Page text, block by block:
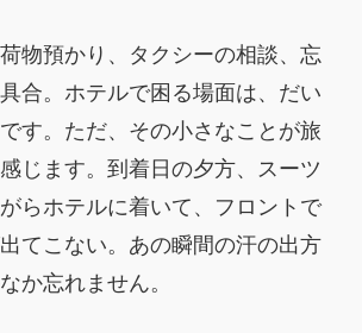
物預かり、タクシーの相談、忘
合。ホテルで困る場面は、だい
す。ただ、その小さなことが旅
じます。到着日の夕方、スーツ
らホテルに着いて、フロントで
てこない。あの瞬間の汗の出方
か忘れません。